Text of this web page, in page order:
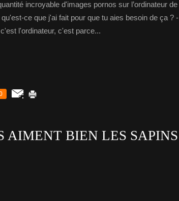
incroyable d'images pornos sur l’ordinateur de
ce que j'ai fait pour que tu aies besoin de ça ? -
l'ordinateur, c'est parce...
AIMENT BIEN LES SAPINS